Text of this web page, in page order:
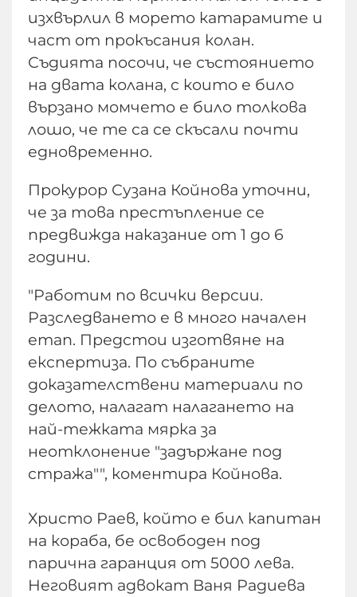
изхвърлил в морето катарамите и
част от прокъсания колан.
Съдията посочи, че състоянието
на двата колана, с които е било
вързано момчето е било толкова
лошо, че те са се скъсали почти
едновременно.
Прокурор Сузана Койнова уточни,
че за това престъпление се
предвижда наказание от 1 до 6
години.
"Работим по всички версии.
Разследването е в много начален
етап. Предстои изготвяне на
експертиза. По събраните
доказателствени материали по
делото, налагат налагането на
най-тежката мярка за
неотклонение "задържане под
стража"", коментира Койнова.
Христо Раев, който е бил капитан
на кораба, бе освободен под
парична гаранция от 5000 лева.
Неговият адвокат Ваня Радиева